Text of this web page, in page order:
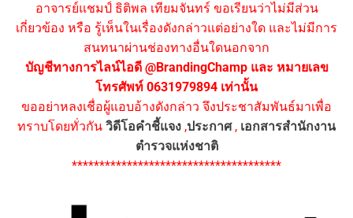
อาจารย์แชมป์ ธิติพล เทียมจันทร์ ขอเรียนว่าไม่มีส่วน
เกี่ยวข้อง หรือ รู้เห็นในเรื่องดังกล่าวแต่อย่างใด และไม่มีการ
สนทนาผ่านช่องทางอื่นใดนอกจาก
บัญชีทางการไลน์ไอดี @BrandingChamp และ หมายเลข
โทรศัพท์ 0631979894 เท่านั้น
ขออย่าหลงเชื่อผู้แอบอ้างดังกล่าว จึงประชาสัมพันธ์มาเพื่อ
ทราบโดยทั่วกัน วิดีโอคำชี้แจง ,ประกาศ, เอกสารสำนักงาน
ตำรวจแห่งชาติ
**************************************